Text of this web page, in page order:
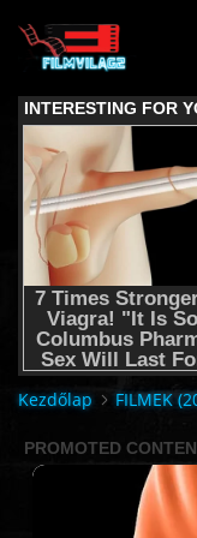
KEZDŐLAP
JOGI
FELTÉTEL
AUDIO TRACK
2K & 4K FILMEK
FILMEK (2026-OS)
Kezdőlap FILMEK